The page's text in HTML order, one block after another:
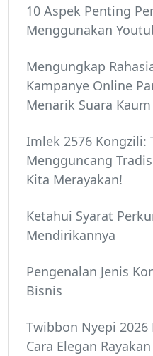
10 Aspek Penting
Menggunakan
Mengungkap
Kampanye Online
Menarik Suara
Imlek 2576 Kongzili:
Mengguncang
Kita Merayakan!
Ketahui Syarat
Mendirikannya
Pengenalan Jenis
Bisnis
Twibbon Nyepi
Cara Elegan